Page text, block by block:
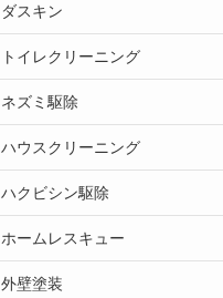
ダスキン
トイレクリーニング
ネズミ駆除
ハウスクリーニング
ハクビシン駆除
ホームレスキュー
外壁塗装